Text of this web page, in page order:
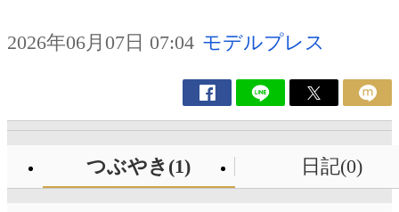
2026年06月07日 07:04 モデルプレス
つぶやき(1) 日記(0)